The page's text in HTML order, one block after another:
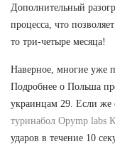
Дополнительный
процесса, что
то три-четыре месяца!
Наверное, многие уже
Подробнее о Польша
украинцам 29. Если же
туринабол Opymp labs
ударов в течение 10